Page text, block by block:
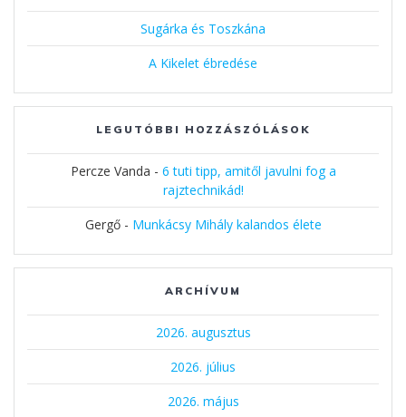
Sugárka és Toszkána
A Kikelet ébredése
LEGUTÓBBI HOZZÁSZÓLÁSOK
Percze Vanda - 6 tuti tipp, amitől javulni fog a
rajztechnikád!
Gergő- Munkácsy Mihály kalandos élete
ARCHÍVUM
2026. augusztus
2026. július
2026. május